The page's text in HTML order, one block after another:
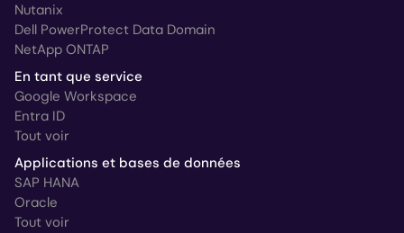
Nutanix
Dell PowerProtect Data Domain
NetApp ONTAP
En tant que service
Google Workspace
Entra ID
Tout voir
Applications et bases de données
SAP HANA
Oracle
Tout voir